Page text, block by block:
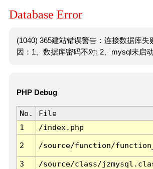
Database Error
(1040) 365建站错误警告：连接数据库失
因：1、数据库密码不对; 2、mysql未启动
PHP Debug
No. File
1
/index.php
2 /source/function/
3 /source/class/